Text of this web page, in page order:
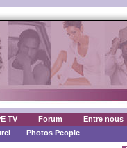
TV Forum Entre nous
Photos People